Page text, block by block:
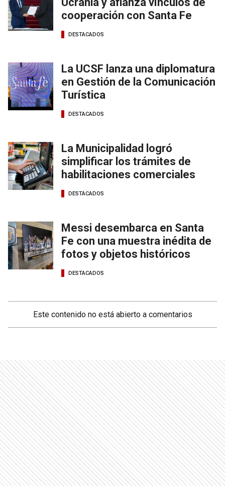
cooperación con Santa Fe
DESTACADOS
La UCSF lanza una diplomatura
en Gestión de la Comunicación
Turística
DESTACADOS
La Municipalidad logró
simplificar los trámites de
habilitaciones comerciales
DESTACADOS
Messi desembarca en Santa
Fe con una muestra inédita de
fotos y objetos históricos
DESTACADOS
Este contenido no está abierto a comentarios